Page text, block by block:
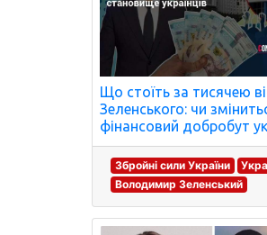
Що стоїть за тисячею
Зеленського: чи
фінансовий добробут
Збройні сили України
Володимир Зеленський